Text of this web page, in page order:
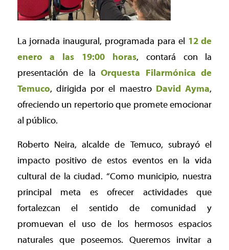
La jornada inaugural, programada para el 12 de
enero a las 19:00 horas, contará con la
presentación de laOrquesta Filarmónica de
Temuco, dirigida por el maestro David Ayma,
ofreciendo un repertorio que promete emocionar
al público.
Roberto Neira, alcalde de Temuco, subrayó el
impacto positivo de estos eventos en la vida
cultural de la ciudad.“Como municipio, nuestra
principal meta es ofrecer actividades que
fortalezcan el sentido de comunidad y
promuevan el uso de los hermosos espacios
naturales que poseemos. Queremos invitar a